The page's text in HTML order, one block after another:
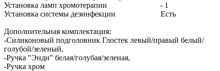
Установка ламп хромотерапии - 1
Установка системы дезинфекции Есть
Дополнительная комплектация:
-Силиконовый подголовник Глостек левый/правый белый/
голубой/зеленый,
-Ручка "Энди" белая/голубая/зеленая,
-Ручка хром